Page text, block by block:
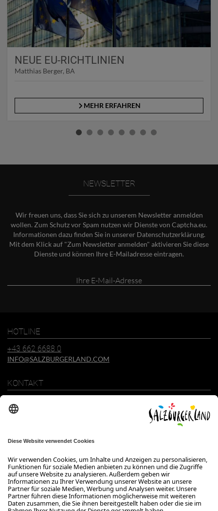
NEUE EU-RICHTLINIEN
Matthias Berger, BA
MEHR ERFAHREN
NEWSLETTER
Wir freuen uns, dass Sie sich zu unserem Newsletter anmelden
wollen. Zum Schutz vor Spam nutzen wir Dienste von Captcha.eu.
Informationen dazu finden Sie in unserer Datenschutzerklärung.
Mit dem Klick auf "Zum Newsletter anmelden" aktivieren Sie diese
Dienste und können Ihre E-Mailadresse eintragen.
HOTLINE
+43 662 6688 0
INFO@SALZBURGERLAND.COM
KONTAKT
+43 662 6688 0
ÖFFNUNGSZEITEN
Wir freuen uns auf Ihre Anfrage!
Gerne stehen wir Ihnen von Montag bis Donnerstag von 08:00 bis